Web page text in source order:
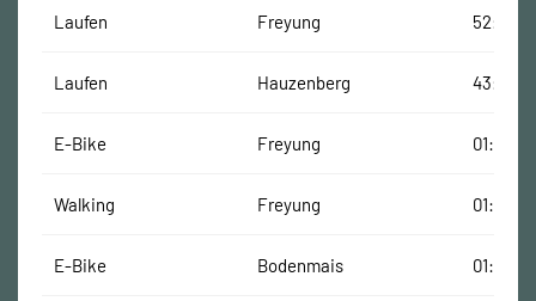
Laufen Freyung 52:12
Laufen Hauzenberg 43:16
E-Bike Freyung
Walking Freyung
E-Bike Bodenmais